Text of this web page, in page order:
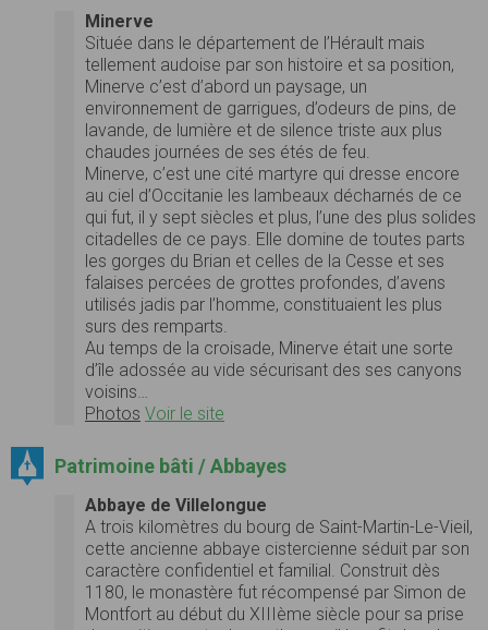
Minerve
Située dans le département de l’Hérault mais
tellement audoise par son histoire et sa position,
Minerve c’est d’abord un paysage, un
environnement de garrigues, d’odeurs de pins, de
lavande, de lumière et de silence triste aux plus
chaudes journées de ses étés de feu.
Minerve, c’est une cité martyre qui dresse encore
au ciel d’Occitanie les lambeaux décharnés de ce
qui fut, il y sept siècles et plus, l’une des plus solides
citadelles de ce pays. Elle domine de toutes parts
les gorges du Brian et celles de la Cesse et ses
falaises percées de grottes profondes, d’avens
utilisés jadis par l’homme, constituaient les plus
surs des remparts.
Au temps de la croisade, Minerve était une sorte
d’île adossée au vide sécurisant des ses canyons
voisins…
Photos Voir le site
Patrimoine bâti / Abbayes
Abbaye de Villelongue
A trois kilomètres du bourg de Saint-Martin-Le-Vieil,
cette ancienne abbaye cistercienne séduit par son
caractère confidentiel et familial. Construit dès
1180, le monastère fut récompensé par Simon de
Montfort au début du XIIIème siècle pour sa prise